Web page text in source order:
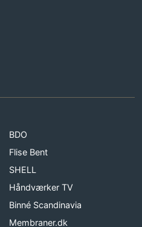
BDO
Flise Bent
SHELL
Håndværker TV
Binné Scandinavia
Membraner.dk